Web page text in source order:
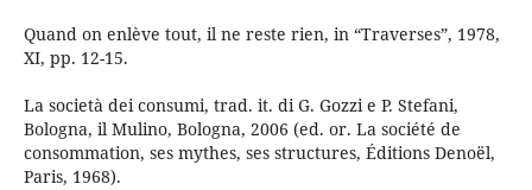
Quand on enlève tout, il ne reste rien, in “Traverses”, 1978,
XI, pp. 12-15.
La società dei consumi, trad. it. di G. Gozzi e P. Stefani,
Bologna, il Mulino, Bologna, 2006 (ed. or. La société de
consommation, ses mythes, ses structures, Éditions Denoël,
Paris, 1968).